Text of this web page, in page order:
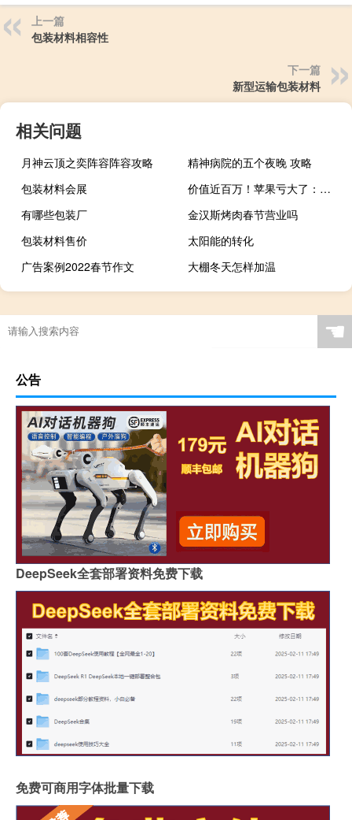
上一篇
包装材料相容性
下一篇
新型运输包装材料
相关问题
月神云顶之奕阵容阵容攻略
精神病院的五个夜晚 攻略
包装材料会展
价值近百万！苹果亏大了：男子订4部iPhone 15 结果却收60部1TB顶配
有哪些包装厂
金汉斯烤肉春节营业吗
包装材料售价
太阳能的转化
广告案例2022春节作文
大棚冬天怎样加温
☚
公告
DeepSeek全套部署资料免费下载
免费可商用字体批量下载